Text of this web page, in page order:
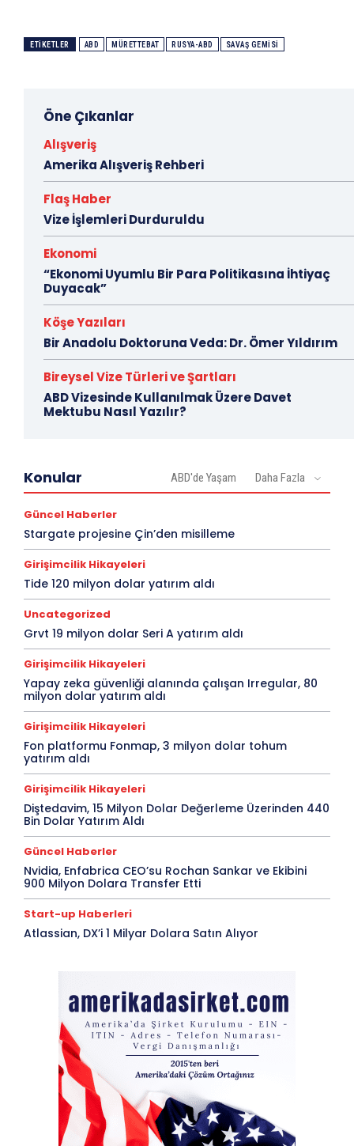
ETIKETLER ABD MÜRETTEBAT RUSYA-ABD SAVAŞ GEMISI
Öne Çıkanlar
Alışveriş
Amerika Alışveriş Rehberi
Flaş Haber
Vize İşlemleri Durduruldu
Ekonomi
“Ekonomi Uyumlu Bir Para Politikasına İhtiyaç
Duyacak”
Köşe Yazıları
Bir Anadolu Doktoruna Veda: Dr. Ömer Yıldırım
Bireysel Vize Türleri ve Şartları
ABD Vizesinde Kullanılmak Üzere Davet
Mektubu Nasıl Yazılır?
Konular ABD'de Yaşam Daha Fazla
Güncel Haberler
Stargate projesine Çin’den misilleme
Girişimcilik Hikayeleri
Tide 120 milyon dolar yatırım aldı
Uncategorized
Grvt 19 milyon dolar Seri A yatırım aldı
Girişimcilik Hikayeleri
Yapay zeka güvenliği alanında çalışan Irregular, 80
milyon dolar yatırım aldı
Girişimcilik Hikayeleri
Fon platformu Fonmap, 3 milyon dolar tohum
yatırım aldı
Girişimcilik Hikayeleri
Diştedavim, 15 Milyon Dolar Değerleme Üzerinden 440
Bin Dolar Yatırım Aldı
Güncel Haberler
Nvidia, Enfabrica CEO’su Rochan Sankar ve Ekibini
900 Milyon Dolara Transfer Etti
Start-up Haberleri
Atlassian, DX’i 1 Milyar Dolara Satın Alıyor